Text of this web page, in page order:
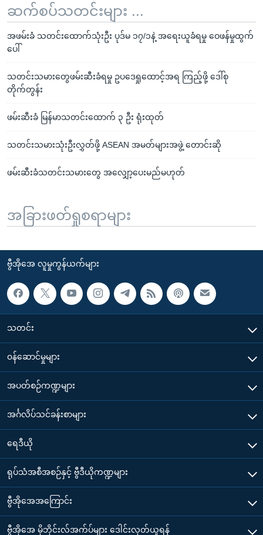
ဆက်စပ်သတင်းများ ...
အဖမ်းခံ သတင်းထောက်သုံးဦး ပုဒ်မ ၁၇/၁နဲ့ အရေးယူခံရမှု ဝေဖန်မှုထွက်
ပေါ်
သတင်းသမားတွေဖမ်းဆီးခံရမှု ဥပဒေရှုထောင့်အရ ကြည့်ဖို့ ဒေါ်စု
တိုက်တွန်း
ဖမ်းဆီးခံ မြန်မာသတင်းထောက် ၃ ဦး ရုံးထုတ်
သတင်းသမားသုံးဦးလွှတ်ဖို့ ASEAN အမတ်များအဖွဲ့ တောင်းဆို
ဖမ်းဆီးခံသတင်းသမားတွေ အလျှော့ပေးမည်မဟုတ်
အခြားဖတ်ရှုစရာများ
ဗွီအိုအေ လူမှုကွန်ယက်များ
သတင်း
၀န်ဆောင်မှုများ
အပတ်စဉ်ကဏ္ဍများ
အင်္ဂလိပ်သင်ခန်းစာများ
ရေဒီယို
ရုပ်သံအစီအစဉ်နှင့် ဗွီဒီယိုကဏ္ဍများ
ဗွီအိုအေအကြောင်း
ဗွီအိုအေ မိုဘိုင်းလ်အက်ပ်များ ဒေါင်းလုတ်ယူရန်